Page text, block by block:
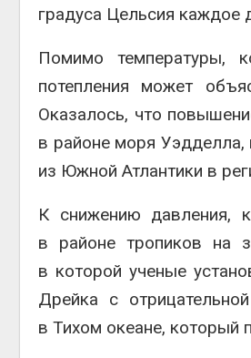
градуса Цельсия каждое
Помимо температуры,
потепления может
Оказалось, что
в районе моря Уэдделла,
из Южной Атлантики в
К снижению давления,
в районе тропиков на
в которой ученые
Дрейка с
в Тихом океане, который